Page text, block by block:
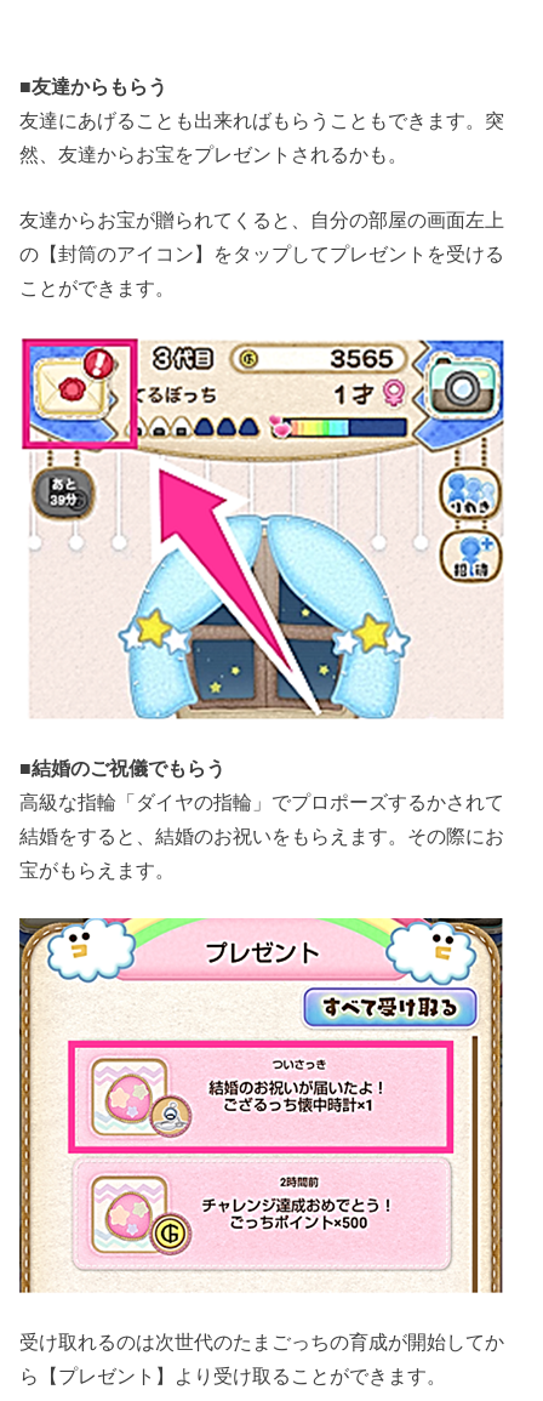
■友達からもらう
友達にあげることも出来ればもらうこともできます。突
然、友達からお宝をプレゼントされるかも。
友達からお宝が贈られてくると、自分の部屋の画面左上
の【封筒のアイコン】をタップしてプレゼントを受ける
ことができます。
■結婚のご祝儀でもらう
高級な指輪「ダイヤの指輪」でプロポーズするかされて
結婚をすると、結婚のお祝いをもらえます。その際にお
宝がもらえます。
受け取れるのは次世代のたまごっちの育成が開始してか
ら【プレゼント】より受け取ることができます。